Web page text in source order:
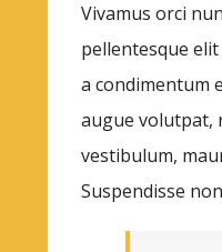
Vivamus orci
pellentesque
a condimentum
augue volutpat,
vestibulum,
Suspendisse